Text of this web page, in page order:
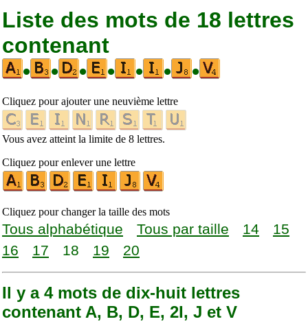
Liste des mots de 18 lettres
contenant
•
• • • • • •
Cliquez pour ajouter une neuvième lettre
Vous avez atteint la limite de 8 lettres.
Cliquez pour enlever une lettre
Cliquez pour changer la taille des mots
Tous alphabétique Tous par taille 14
15
16
17 18 19 20
Il y a 4 mots de dix-huit lettres
contenant A, B, D, E, 2I, J et V